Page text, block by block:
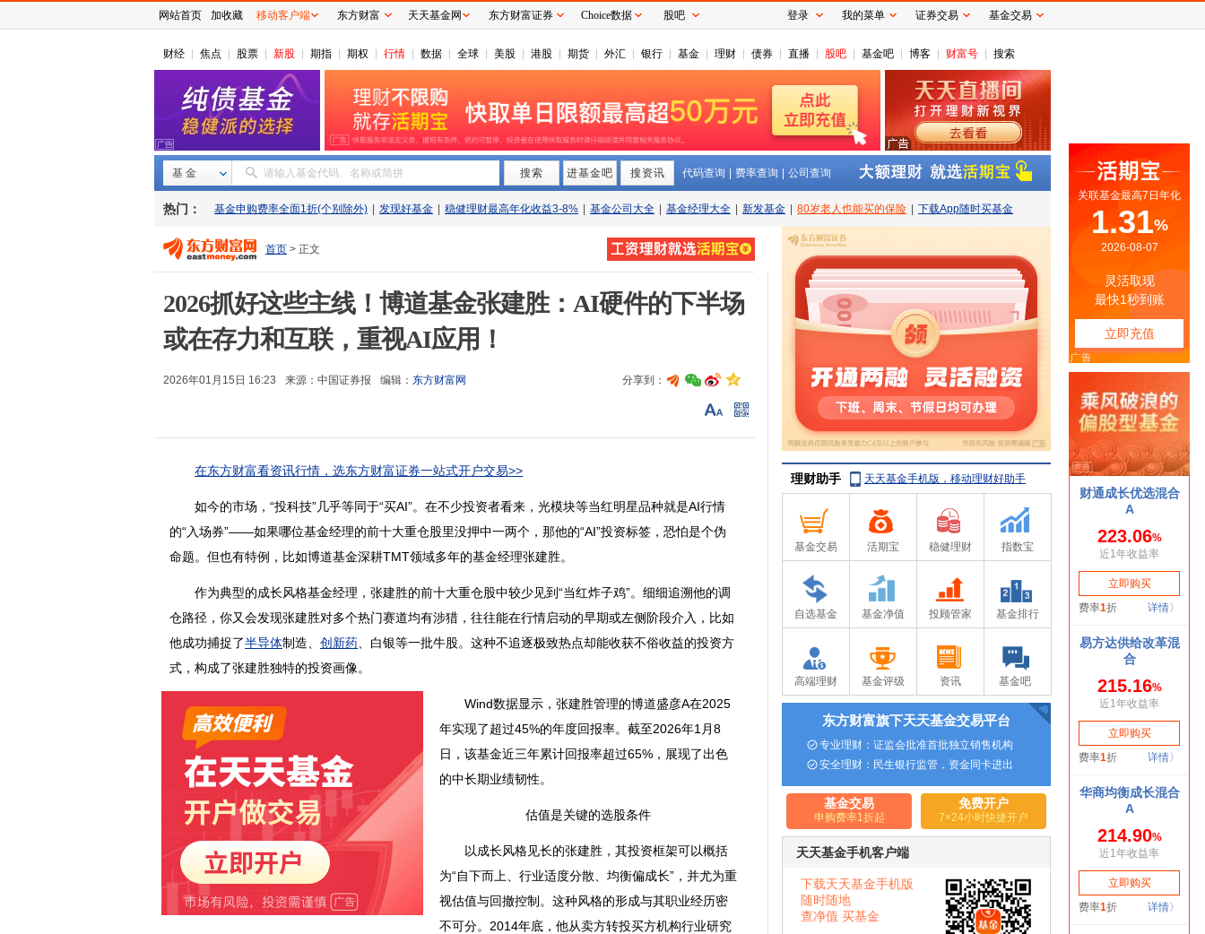
财经 焦点 股票 新股 期指 期权 行情 数据 全球 美股 港股 期货 外汇 银行 基金 理财 债券 直播 股吧 基金吧 博客 财富号 搜索
基 金 请输入基金代码、名称或简拼 搜索 进基金吧 搜资讯 代码查询 费率查询 公司查询
热门： 基金申购费率全面1折(个别除外) 发现好基金 稳健理财最高年化收益3-8% 基金公司大全 基金经理大全 新发基金 80岁老人也能买的保险 下载App随时买基金
首页 > 正文
2026抓好这些主线！博道基金张建胜：AI硬件的下半场
或在存力和互联，重视AI应用！
2026年01月15日 16:23 来源： 中国证券报 编辑： 东方财富网 分享到：
在东方财富看资讯行情，选东方财富证券一站式开户交易>>
如今的市场，“投科技”几乎等同于“买AI”。在不少投资者看来，光模块等当红明星品种就是AI行情
的“入场券”——如果哪位基金经理的前十大重仓股里没押中一两个，那他的“AI”投资标签，恐怕是个伪
命题。但也有特例，比如博道基金深耕TMT领域多年的基金经理张建胜。
作为典型的成长风格基金经理，张建胜的前十大重仓股中较少见到“当红炸子鸡”。细细追溯他的调
仓路径，你又会发现张建胜对多个热门赛道均有涉猎，往往能在行情启动的早期或左侧阶段介入，比如
他成功捕捉了半导体制造、 创新药 、白银等一批牛股。这种不追逐极致热点却能收获不俗收益的投资方
式，构成了张建胜独特的投资画像。
Wind数据显示，张建胜管理的博道盛彦A在2025
年实现了超过45%的年度回报率。截至2026年1月8
日，该基金近三年累计回报率超过65%，展现了出色
的中长期业绩韧性。
估值是关键的选股条件
以成长风格见长的张建胜，其投资框架可以概括
为“自下而上、行业适度分散、均衡偏成长”，并尤为重
视估值与回撤控制。这种风格的形成与其职业经历密
不可分。2014年底，他从卖方转投买方机构行业研究
理财助手 天天基金手机版，移动理财好助手
基金交易 活期宝 稳健理财 指数宝
自选基金 基金净值 投顾管家 基金排行
高端理财 基金评级 资讯 基金吧
网站首页 加收藏 移动客户端 东方财富 天天基金网 东方财富证券 Choice数据 股吧 登录 我的菜单 证券交易 基金交易